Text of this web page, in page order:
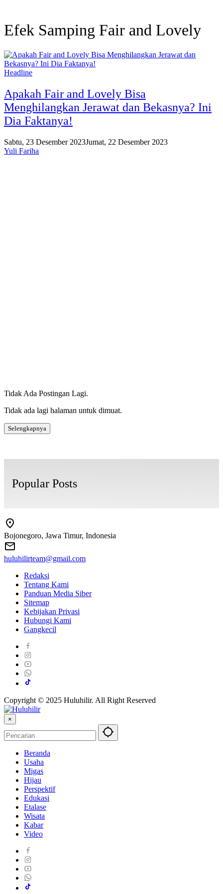
Efek Samping Fair and Lovely
Headline
Apakah Fair and Lovely Bisa
Menghilangkan Jerawat dan Bekasnya? Ini
Dia Faktanya!
Sabtu, 23 Desember 2023Jumat, 22 Desember 2023
Yuli Fariha
Tidak Ada Postingan Lagi.
Tidak ada lagi halaman untuk dimuat.
Selengkapnya
Popular Posts
Bojonegoro, Jawa Timur, Indonesia
huluhilirteam@gmail.com
Redaksi
Tentang Kami
Panduan Media Siber
Sitemap
Kebijakan Privasi
Hubungi Kami
Gangkecil
Copyright © 2025 Huluhilir. All Right Reserved
×
Beranda
Usaha
Migas
Hijau
Perspektif
Edukasi
Etalase
Wisata
Kabar
Video